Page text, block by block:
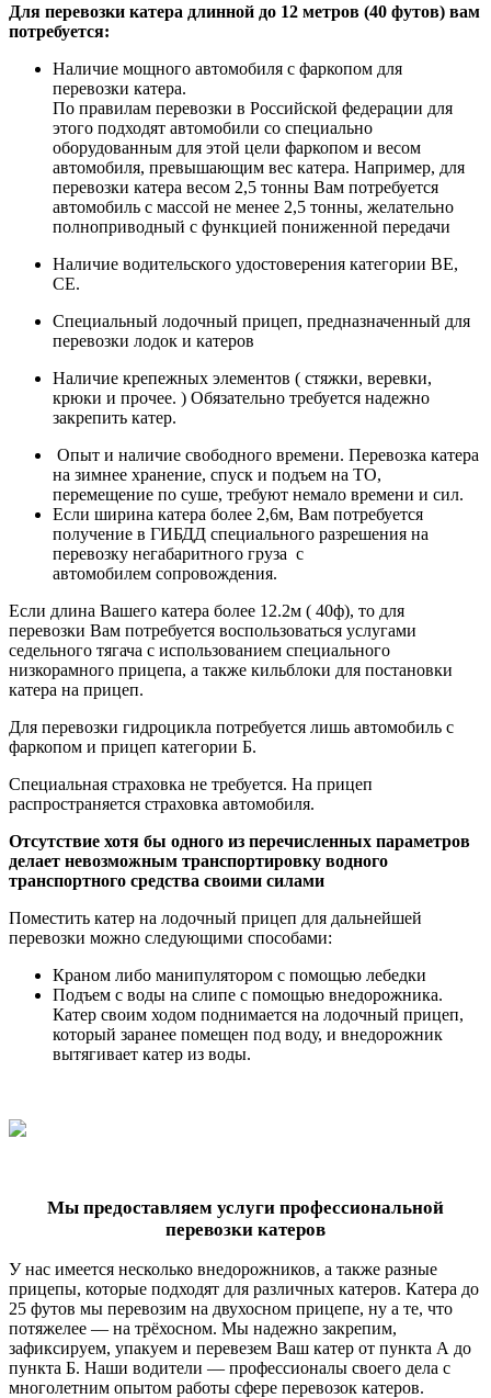
Для перевозки катера длинной до 12 метров (40 футов) вам
потребуется:
Наличие мощного автомобиля с фаркопом для
перевозки катера.
По правилам перевозки в Российской федерации для
этого подходят автомобили со специально
оборудованным для этой цели фаркопом и весом
автомобиля, превышающим вес катера. Например, для
перевозки катера весом 2,5 тонны Вам потребуется
автомобиль с массой не менее 2,5 тонны, желательно
полноприводный с функцией пониженной передачи
Наличие водительского удостоверения категории ВЕ,
СЕ.
Специальный лодочный прицеп, предназначенный для
перевозки лодок и катеров
Наличие крепежных элементов ( стяжки, веревки,
крюки и прочее. ) Обязательно требуется надежно
закрепить катер.
Опыт и наличие свободного времени. Перевозка катера
на зимнее хранение, спуск и подъем на ТО,
перемещение по суше, требуют немало времени и сил.
Если ширина катера более 2,6м, Вам потребуется
получение в ГИБДД специального разрешения на
перевозку негабаритного груза с
автомобилем сопровождения.
Если длина Вашего катера более 12.2м ( 40ф), то для
перевозки Вам потребуется воспользоваться услугами
седельного тягача с использованием специального
низкорамного прицепа, а также кильблоки для постановки
катера на прицеп.
Для перевозки гидроцикла потребуется лишь автомобиль с
фаркопом и прицеп категории Б.
Специальная страховка не требуется. На прицеп
распространяется страховка автомобиля.
Отсутствие хотя бы одного из перечисленных параметров
делает невозможным транспортировку водного
транспортного средства своими силами
Поместить катер на лодочный прицеп для дальнейшей
перевозки можно следующими способами:
Краном либо манипулятором с помощью лебедки
Подъем с воды на слипе с помощью внедорожника.
Катер своим ходом поднимается на лодочный прицеп,
который заранее помещен под воду, и внедорожник
вытягивает катер из воды.
Мы предоставляем услуги профессиональной
перевозки катеров
У нас имеется несколько внедорожников, а также разные
прицепы, которые подходят для различных катеров. Катера до
25 футов мы перевозим на двухосном прицепе, ну а те, что
потяжелее — на трёхосном. Мы надежно закрепим,
зафиксируем, упакуем и перевезем Ваш катер от пункта А до
пункта Б. Наши водители — профессионалы своего дела с
многолетним опытом работы сфере перевозок катеров.